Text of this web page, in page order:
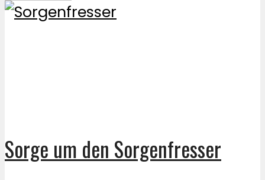
Sorge um den Sorgenfresser